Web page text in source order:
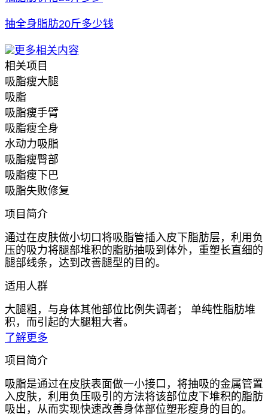
抽全身脂肪20斤多少钱
更多相关内容
相关项目
吸脂瘦大腿
吸脂
吸脂瘦手臂
吸脂瘦全身
水动力吸脂
吸脂瘦臀部
吸脂瘦下巴
吸脂失败修复
项目简介
通过在皮肤做小切口将吸脂管插入皮下脂肪层，利用负
压的吸力将腿部堆积的脂肪抽吸到体外，重塑长直细的
腿部线条，达到改善腿型的目的。
适用人群
大腿粗，与身体其他部位比例失调者； 单纯性脂肪堆
积，而引起的大腿粗大者。
了解更多
项目简介
吸脂是通过在皮肤表面做一小接口，将抽吸的金属管置
入皮肤，利用负压吸引的方法将该部位皮下堆积的脂肪
吸出，从而实现快速改善身体部位塑形瘦身的目的。